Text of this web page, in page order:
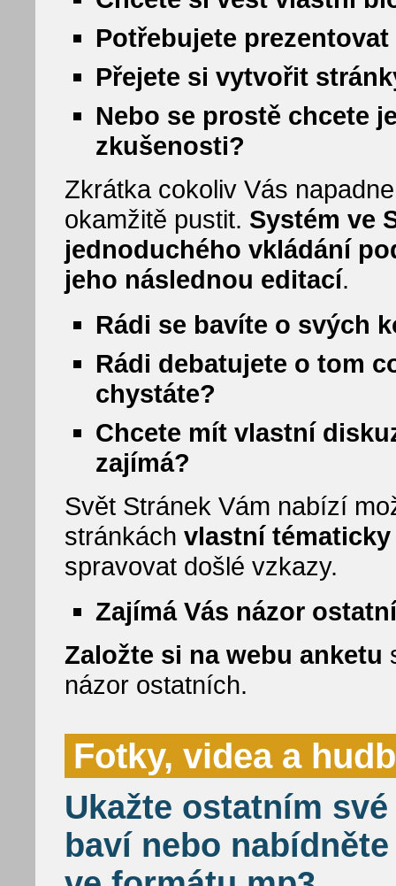
Potřebujete
Přejete si vytvořit
Nebo se prostě chcete
zkušenosti?
Zkrátka cokoliv Vás
okamžitě pustit. Systém ve
jednoduchého vkládání
jeho následnou editací.
Rádi se bavíte o svých
Rádi debatujete o tom
chystáte?
Chcete mít vlastní
zajímá?
Svět Stránek Vám nabízí
stránkách vlastní
spravovat došlé vzkazy.
Zajímá Vás názor
Založte si na webu anketu
názor ostatních.
Fotky, videa a
Ukažte ostatním
baví nebo